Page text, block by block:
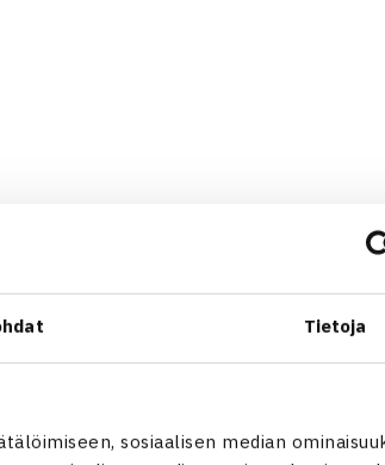
Tietoja
sosiaalisen median